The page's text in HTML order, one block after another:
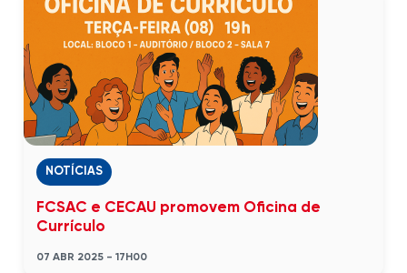
NOTÍCIAS
FCSAC e CECAU promovem Oficina de
Currículo
07 ABR 2025 - 17H00